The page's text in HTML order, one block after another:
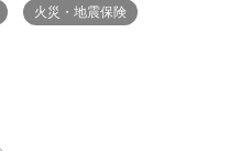
火災・地震保険